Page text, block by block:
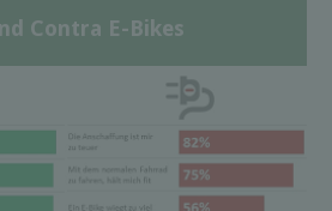
Contra E-Bikes